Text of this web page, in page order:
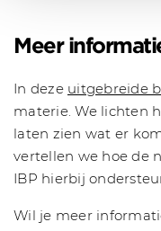
Meer
In deze uitgebreide
materie. We lichten
laten zien wat er
vertellen we hoe de
IBP hierbij
Wil je meer